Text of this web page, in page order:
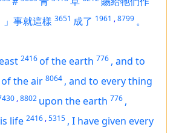
」事就這樣 3651 成了 1961 ,8799 。
2416of the earth 776 , and to
of the air 8064 , and to every thing
,8802 upon the earth 776 ,
life 2416 ,5315 , I have given every